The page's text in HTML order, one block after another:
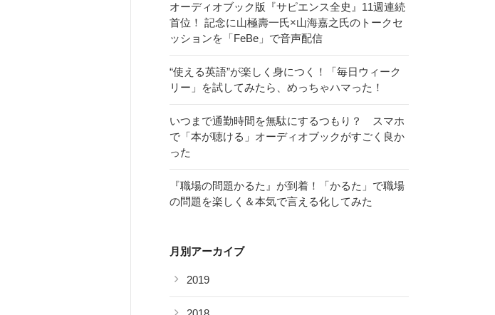
オーディオブック版『サピエンス全史』11週連続
首位！ 記念に山極壽一氏×山海嘉之氏のトークセ
ッションを「FeBe」で音声配信
“使える英語”が楽しく身につく！「毎日ウィーク
リー」を試してみたら、めっちゃハマった！
いつまで通勤時間を無駄にするつもり？ スマホ
で「本が聴ける」オーディオブックがすごく良か
った
『職場の問題かるた』が到着！「かるた」で職場
の問題を楽しく＆本気で言える化してみた
月別アーカイブ
2019